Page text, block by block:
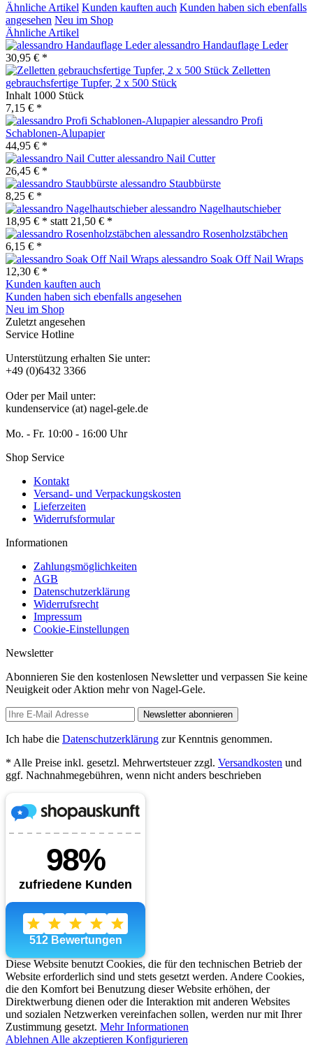
Ähnliche Artikel Kunden kauften auch Kunden haben sich ebenfalls
angesehen Neu im Shop
Ähnliche Artikel
alessandro Handauflage Leder
30,95 € *
Zelletten
gebrauchsfertige Tupfer, 2 x 500 Stück
Inhalt 1000 Stück
7,15 € *
alessandro Profi
Schablonen-Alupapier
44,95 € *
alessandro Nail Cutter
26,45 € *
alessandro Staubbürste
8,25 € *
alessandro Nagelhautschieber
18,95 € * statt 21,50 € *
alessandro Rosenholzstäbchen
6,15 € *
alessandro Soak Off Nail Wraps
12,30 € *
Kunden kauften auch
Kunden haben sich ebenfalls angesehen
Neu im Shop
Zuletzt angesehen
Service Hotline
Unterstützung erhalten Sie unter:
+49 (0)6432 3366
Oder per Mail unter:
kundenservice (at) nagel-gele.de
Mo. - Fr. 10:00 - 16:00 Uhr
Shop Service
Kontakt
Versand- und Verpackungskosten
Lieferzeiten
Widerrufsformular
Informationen
Zahlungsmöglichkeiten
AGB
Datenschutzerklärung
Widerrufsrecht
Impressum
Cookie-Einstellungen
Newsletter
Abonnieren Sie den kostenlosen Newsletter und verpassen Sie keine
Neuigkeit oder Aktion mehr von Nagel-Gele.
Newsletter abonnieren
Ich habe die Datenschutzerklärung zur Kenntnis genommen.
* Alle Preise inkl. gesetzl. Mehrwertsteuer zzgl. Versandkosten und
ggf. Nachnahmegebühren, wenn nicht anders beschrieben
Diese Website benutzt Cookies, die für den technischen Betrieb der
Website erforderlich sind und stets gesetzt werden. Andere Cookies,
die den Komfort bei Benutzung dieser Website erhöhen, der
Direktwerbung dienen oder die Interaktion mit anderen Websites
und sozialen Netzwerken vereinfachen sollen, werden nur mit Ihrer
Zustimmung gesetzt. Mehr Informationen
Ablehnen Alle akzeptieren Konfigurieren